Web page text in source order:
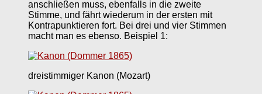
anschließen muss, ebenfalls in die zweite
Stimme, und fährt wiederum in der ersten mit
Kontrapunktieren fort. Bei drei und vier Stimmen
macht man es ebenso. Beispiel 1:
dreistimmiger Kanon (Mozart)